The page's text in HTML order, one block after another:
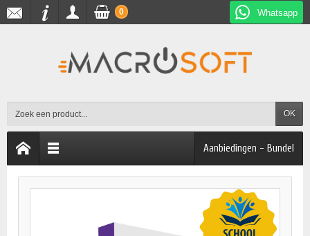
Whatsapp
OK
0
Aanbiedingen - Bundel